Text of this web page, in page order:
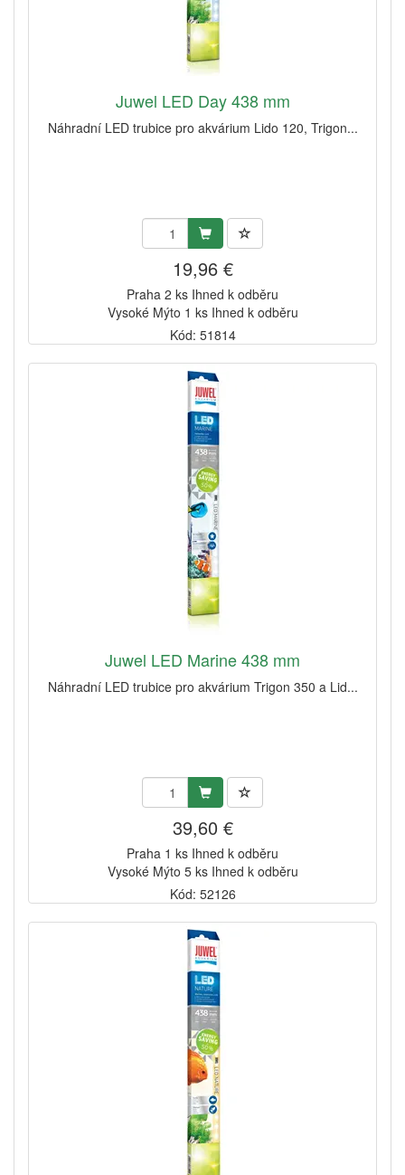
Juwel LED Day 438 mm
Náhradní LED trubice pro akvárium Lido 120, Trigon...
19,96 €
Praha 2 ks Ihned k odběru
Vysoké Mýto 1 ks Ihned k odběru
Kód: 51814
Juwel LED Marine 438 mm
Náhradní LED trubice pro akvárium Trigon 350 a Lid...
39,60 €
Praha 1 ks Ihned k odběru
Vysoké Mýto 5 ks Ihned k odběru
Kód: 52126